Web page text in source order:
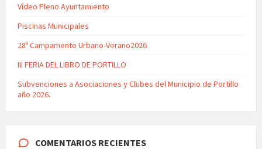
Vídeo Pleno Ayuntamiento
Piscinas Municipales
28º Campamento Urbano-Verano2026
III FERIA DEL LIBRO DE PORTILLO
Subvenciones a Asociaciones y Clubes del Municipio de Portillo
año 2026.
COMENTARIOS RECIENTES